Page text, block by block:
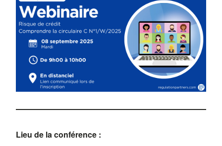
Lieu de la conférence :